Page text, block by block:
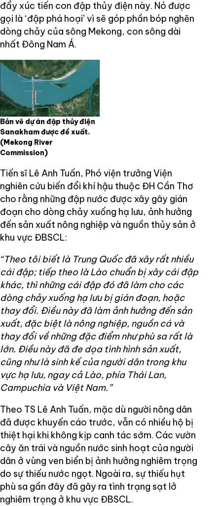
đẩy xúc tiến con đập thủy điện này. Nó được
gọi là ‘đập phá hoại’ vì sẽ góp phần bóp nghẽn
dòng chảy của sông Mekong, con sông dài
nhất Đông Nam Á.
Bản vẽ dự án đập thủy điện
Sanakham được đề xuất.
(Mekong River
Commission)
Tiến sĩ Lê Anh Tuấn, Phó viện trưởng Viện
nghiên cứu biến đổi khí hậu thuộc ĐH Cần Thơ
cho rằng những đập nước được xây gây gián
đoạn cho dòng chảy xuống hạ lưu, ảnh hưởng
đến sản xuất nông nghiệp và nguồn thủy sản ở
khu vực ĐBSCL:
“Theo tôi biết là Trung Quốc đã xây rất nhiều
cái đập; tiếp theo là Lào chuẩn bị xây cái đập
khác, thì những cái đập đó đã làm cho các
dòng chảy xuống hạ lưu bị gián đoạn, hoặc
thay đổi. Điều này đã làm ảnh hưởng đến sản
xuất, đặc biệt là nông nghiệp, nguồn cá và
thay đổi về những đặc điểm như phù sa rất là
lớn. Điều này đã đe dọa tình hình sản xuất,
cũng như là sinh kế của người dân trong khu
vực hạ lưu, ngay cả Lào, phía Thái Lan,
Campuchia và Việt Nam.”
Theo TS Lê Anh Tuấn, mặc dù người nông dân
đã được khuyến cáo trước, vẫn có nhiều hộ bị
thiệt hại khi không kịp canh tác sớm. Các vườn
cây ăn trái và nguồn nước sinh hoạt của người
dân ở vùng ven biển bị ảnh hưởng nghiêm trọng
do sự thiếu nước ngọt. Ngoài ra, sự thiếu hụt
phù sa gần đây đã gây ra tình trạng sạt lở
nghiêm trọng ở khu vực ĐBSCL.